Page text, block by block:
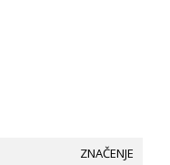
ZNAČENJE